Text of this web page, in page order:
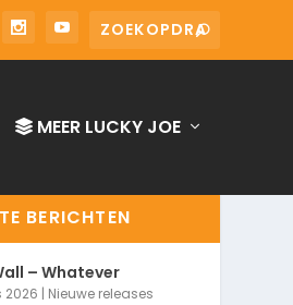
MEER LUCKY JOE
BERICHTEN
– Whatever
2026 | Nieuwe releases